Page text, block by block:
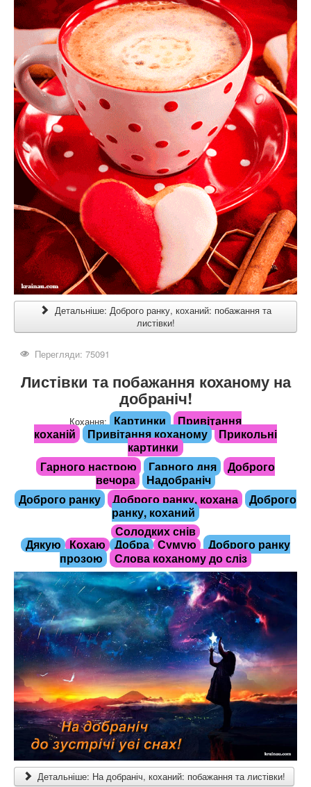
Детальніше: Доброго ранку, коханий: побажання та
листівки!
Перегляди: 75091
Листівки та побажання коханому на
добраніч!
Кохання: Картинки
Привітання
коханій
Привітання коханому
Прикольні
картинки
Гарного настрою
Гарного дня
Доброго
вечора
Надобраніч
Доброго ранку
Доброго ранку, кохана
Доброго
ранку, коханий
Солодких снів
Дякую
Кохаю Добра Сумую
Доброго ранку
прозою
Слова коханому до сліз
Детальніше: На добраніч, коханий: побажання та листівки!